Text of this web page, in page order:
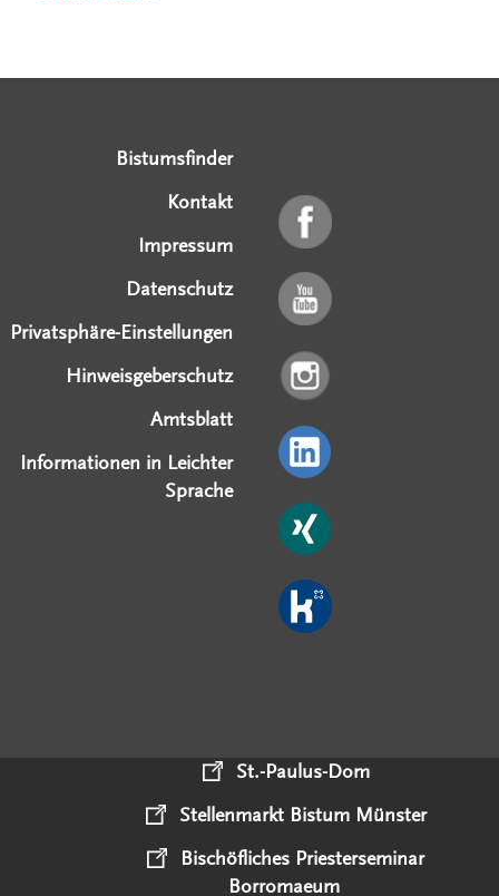
Bistumsfinder
Kontakt
Impressum
Datenschutz
Privatsphäre-Einstellungen
Hinweisgeberschutz
Amtsblatt
Informationen in Leichter
Sprache
St.-Paulus-Dom
Stellenmarkt Bistum Münster
Bischöfliches Priesterseminar
Borromaeum